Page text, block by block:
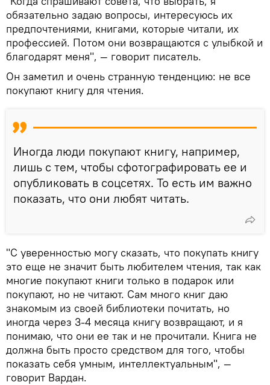
обязательно задаю вопросы, интересуюсь их
предпочтениями, книгами, которые читали, их
профессией. Потом они возвращаются с улыбкой и
благодарят меня", — говорит писатель.
Он заметил и очень странную тенденцию: не все
покупают книгу для чтения.
Иногда люди покупают книгу, например,
лишь с тем, чтобы сфотографировать ее и
опубликовать в соцсетях. То есть им важно
показать, что они любят читать.
"С уверенностью могу сказать, что покупать книгу
это еще не значит быть любителем чтения, так как
многие покупают книги только в подарок или
покупают, но не читают. Сам много книг даю
знакомым из своей библиотеки почитать, но
иногда через 3-4 месяца книгу возвращают, и я
понимаю, что они ее так и не прочитали. Книга не
должна быть просто средством для того, чтобы
показать себя умным, интеллектуальным", —
говорит Вардан.